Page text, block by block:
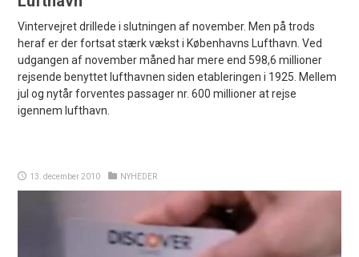
Vintervejret drillede i slutningen af november. Men på trods
heraf er der fortsat stærk vækst i Københavns Lufthavn. Ved
udgangen af november måned har mere end 598,6 millioner
rejsende benyttet lufthavnen siden etableringen i 1925. Mellem
jul og nytår forventes passager nr. 600 millioner at rejse
igennem lufthavn.
13. december 2010 NYHEDER